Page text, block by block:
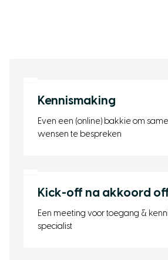
Kennismaking
Even een (online) bakkie om
wensen te bespreken
Kick-off na akkoord
Een meeting voor toegang &
specialist